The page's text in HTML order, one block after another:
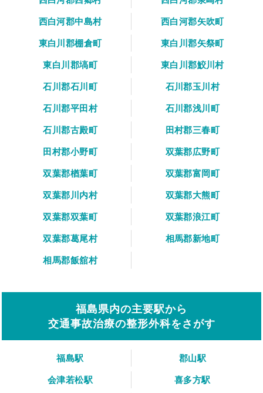
西白河郡中島村
西白河郡矢吹町
東白川郡棚倉町
東白川郡矢祭町
東白川郡塙町
東白川郡鮫川村
石川郡石川町
石川郡玉川村
石川郡平田村
石川郡浅川町
石川郡古殿町
田村郡三春町
田村郡小野町
双葉郡広野町
双葉郡楢葉町
双葉郡富岡町
双葉郡川内村
双葉郡大熊町
双葉郡双葉町
双葉郡浪江町
双葉郡葛尾村
相馬郡新地町
相馬郡飯舘村
福島県内の主要駅から
交通事故治療の整形外科をさがす
福島駅
郡山駅
会津若松駅
喜多方駅